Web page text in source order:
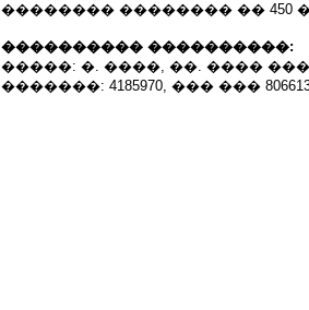
�������� �������� ��
���������� ����������:
�����: �. ����, ��. ����
�������: 4185970, ��� ���